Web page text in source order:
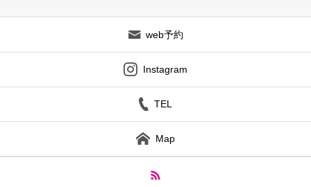
web予約
Instagram
TEL
Map